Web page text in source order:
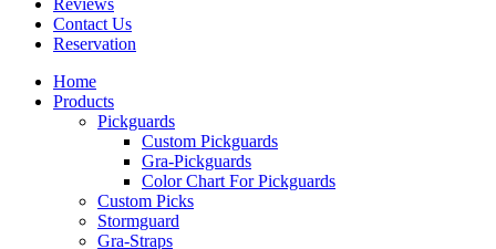
Reviews
Contact Us
Reservation
Home
Products
Pickguards
Custom Pickguards
Gra-Pickguards
Color Chart For Pickguards
Custom Picks
Stormguard
Gra-Straps